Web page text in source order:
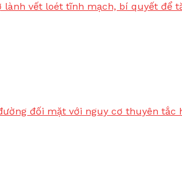
lành vết loét tĩnh mạch, bí quyết để
đối mặt với nguy cơ thuyên tắc